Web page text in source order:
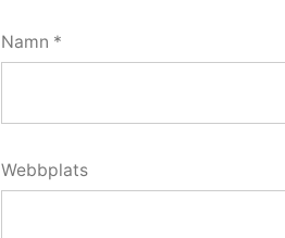
Namn *
Webbplats